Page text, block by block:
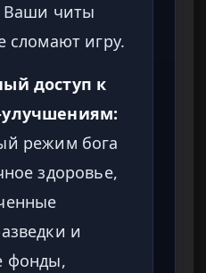
Ваши читы
сломают игру.
доступ к
режим бога
здоровье,
и
фонды,